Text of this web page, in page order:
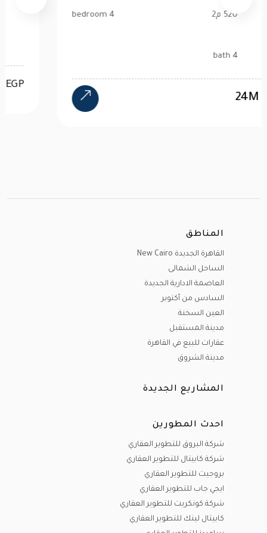
EGP
المناطق
القاهرة الجديدة New Cairo
الساحل الشمالى
العاصمة الادارية الجديدة
السادس من أكتوبر
العين السخنة
مدينة المستقبل
عقارات للبيع في القاهرة
مدينة الشروق
المشاريع الجديدة
احدث المطورين
شركة البروق للتطوير العقاري
شركة كابيتال للتطوير العقاري
بروجيت للتطوير العقاري
ايجي جاب للتطوير العقاري
شركة كونكريت للتطوير العقاري
كابيتال لينك للتطوير العقاري